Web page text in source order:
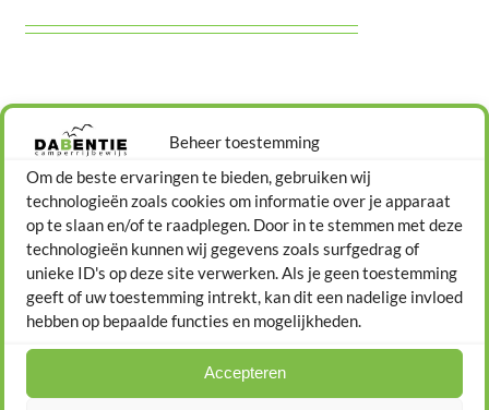
Beheer toestemming
Om de beste ervaringen te bieden, gebruiken wij
technologieën zoals cookies om informatie over je apparaat
op te slaan en/of te raadplegen. Door in te stemmen met deze
technologieën kunnen wij gegevens zoals surfgedrag of
unieke ID's op deze site verwerken. Als je geen toestemming
geeft of uw toestemming intrekt, kan dit een nadelige invloed
hebben op bepaalde functies en mogelijkheden.
Accepteren
TOEVOEGEN
AAN
WINKELWAGEN12,5 uur
€62,95